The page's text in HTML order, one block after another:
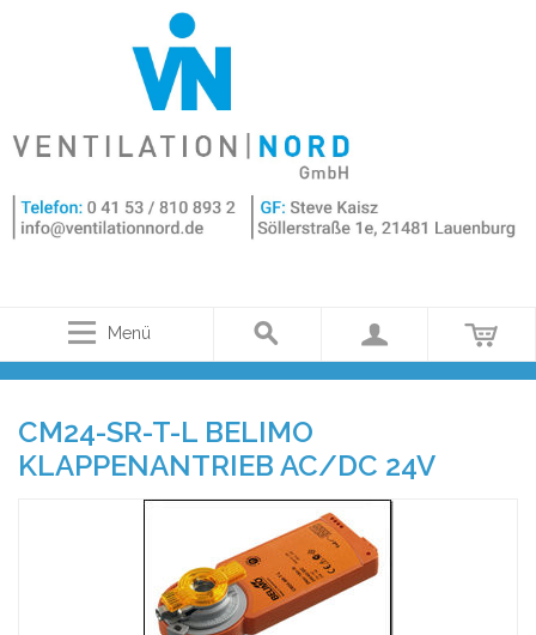
Menü
CM24-SR-T-L BELIMO
KLAPPENANTRIEB AC/DC 24V